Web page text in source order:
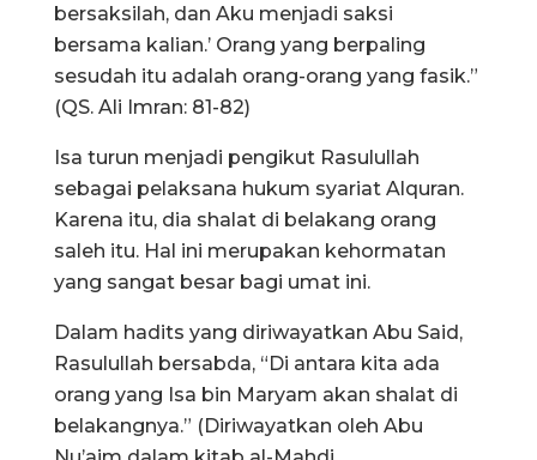
bersaksilah, dan Aku menjadi saksi
bersama kalian.’ Orang yang berpaling
sesudah itu adalah orang-orang yang fasik.”
(QS. Ali Imran: 81-82)
Isa turun menjadi pengikut Rasulullah
sebagai pelaksana hukum syariat Alquran.
Karena itu, dia shalat di belakang orang
saleh itu. Hal ini merupakan kehormatan
yang sangat besar bagi umat ini.
Dalam hadits yang diriwayatkan Abu Said,
Rasulullah bersabda, “Di antara kita ada
orang yang Isa bin Maryam akan shalat di
belakangnya.” (Diriwayatkan oleh Abu